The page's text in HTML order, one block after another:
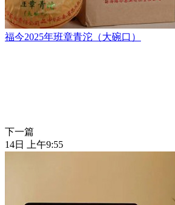
福今2025年班章青沱（大碗口）
下一篇
14日 上午9:55